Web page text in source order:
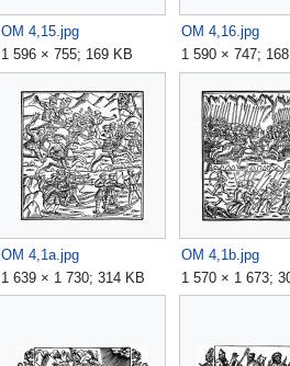
OM 4,15.jpg
1 596 × 755; 169 KB
OM 4,16.jpg
1 590 × 747;
OM 4,1a.jpg
1 639 × 1 730; 314 KB
OM 4,1b.jpg
1 570 × 1 673;